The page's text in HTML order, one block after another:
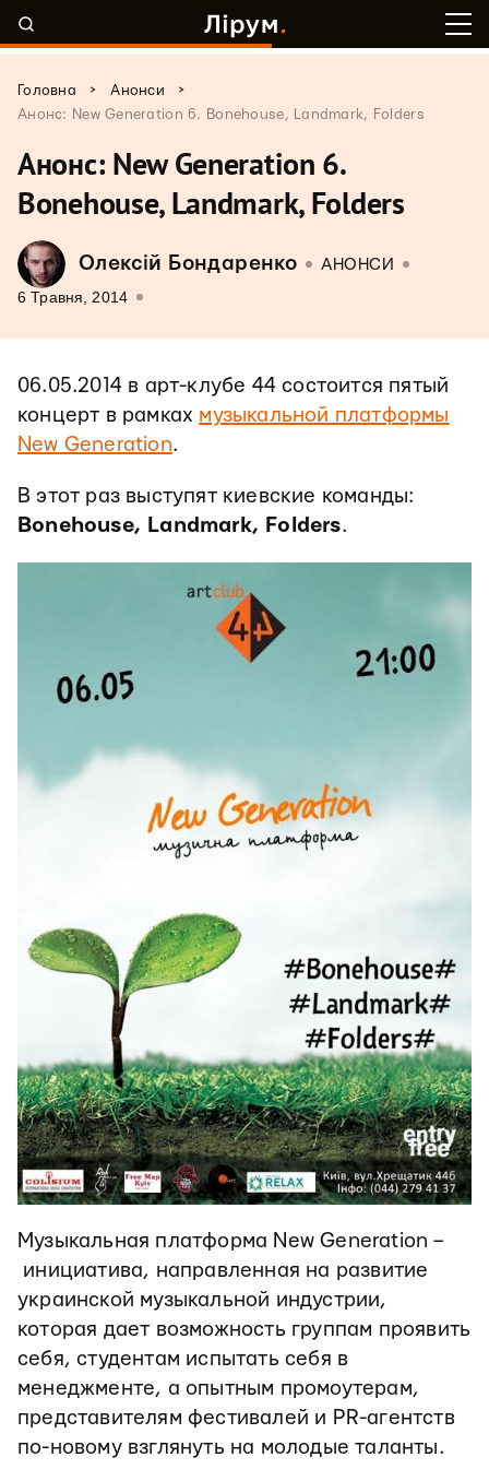
Головна > Анонси
>
Анонс: New Generation 6. Bonehouse, Landmark, Folders
Анонс: New Generation 6.
Bonehouse, Landmark, Folders
Олексій Бондаренко АНОНСИ
6 Травня, 2014
06.05.2014 в арт-клубе 44 состоится пятый
концерт в рамках музыкальной платформы
New Generation.
В этот раз выступят киевские команды:
Bonehouse, Landmark, Folders.
Музыкальная платформа New Generation –
инициатива, направленная на развитие
украинской музыкальной индустрии,
которая дает возможность группам проявить
себя, студентам испытать себя в
менеджменте, а опытным промоутерам,
представителям фестивалей и PR-агентств
по-новому взглянуть на молодые таланты.